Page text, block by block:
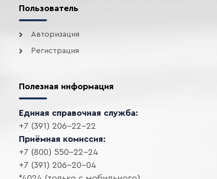
Пользователь
Авторизация
Регистрация
Полезная информация
Единая справочная служба:
+7 (391) 206-22-22
Приёмная комиссия:
+7 (800) 550-22-24
+7 (391) 206-20-04